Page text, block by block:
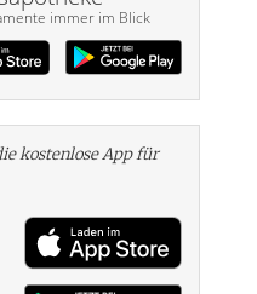
immer im Blick
kosten­lose App für